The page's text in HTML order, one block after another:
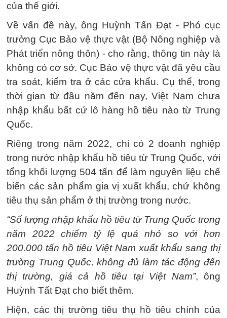
của thế giới.
Về vấn đề này, ông Huỳnh Tấn Đạt - Phó cục
trưởng Cục Bảo vệ thực vật (Bộ Nông nghiệp và
Phát triển nông thôn) - cho rằng, thông tin này là
không có cơ sở. Cục Bảo vệ thực vật đã yêu cầu
tra soát, kiểm tra ở các cửa khẩu. Cụ thể, trong
thời gian từ đầu năm đến nay, Việt Nam chưa
nhập khẩu bất cứ lô hàng hồ tiêu nào từ Trung
Quốc.
Riêng trong năm 2022, chỉ có 2 doanh nghiệp
trong nước nhập khẩu hồ tiêu từ Trung Quốc, với
tổng khối lượng 504 tấn để làm nguyên liệu chế
biến các sản phẩm gia vị xuất khẩu, chứ không
tiêu thụ sản phẩm ở thị trường trong nước.
“Số lượng nhập khẩu hồ tiêu từ Trung Quốc trong
năm 2022 chiếm tỷ lệ quá nhỏ so với hơn
200.000 tấn hồ tiêu Việt Nam xuất khẩu sang thị
trường Trung Quốc, không đủ làm tác động đến
thị trường, giá cả hồ tiêu tại Việt Nam”, ông
Huỳnh Tất Đạt cho biết thêm.
Hiện, các thị trường tiêu thụ hồ tiêu chính của